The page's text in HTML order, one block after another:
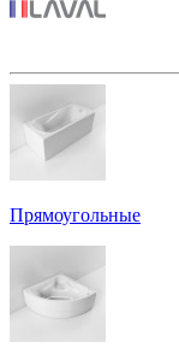
Прямоугольные